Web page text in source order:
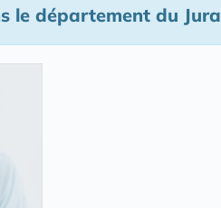
le département du Jura